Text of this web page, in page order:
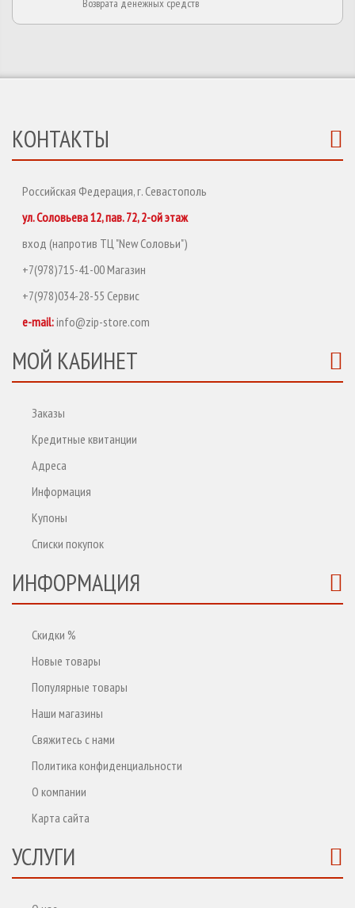
КОНТАКТЫ
Российская Федерация, г. Севастополь
ул. Соловьева 12, пав. 72, 2-ой этаж
вход (напротив ТЦ "New Соловьи")
+7(978)715-41-00 Магазин
+7(978)034-28-55 Сервис
e-mail:info@zip-store.com
МОЙ КАБИНЕТ
Заказы
Кредитные квитанции
Адреса
Информация
Купоны
Списки покупок
ИНФОРМАЦИЯ
Скидки %
Новые товары
Популярные товары
Наши магазины
Свяжитесь с нами
Политика конфиденциальности
О компании
Карта сайта
УСЛУГИ